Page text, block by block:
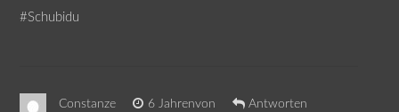
#Schubidu
Constanze 6 Jahrenvon Antworten